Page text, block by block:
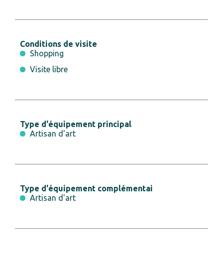
Conditions de visite
Shopping
Visite libre
Type d'équipement principal
Artisan d'art
Type d'équipement complémentai
Artisan d'art